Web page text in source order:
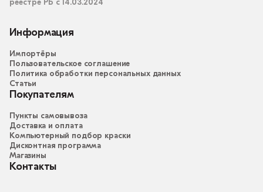
реестре РБ с 14.03.2024
Информация
Импортёры
Пользовательское соглашение
Политика обработки персональных данных
Статьи
Покупателям
Пункты самовывоза
Доставка и оплата
Компьютерный подбор краски
Дисконтная программа
Магазины
Контакты